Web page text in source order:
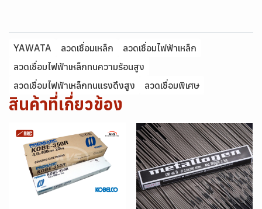
YAWATA ลวดเชื่อมเหล็ก
ลวดเชื่อมไฟฟ้าเหล็ก
ลวดเชื่อมไฟฟ้าเหล็กทนความร้อนสูง
ลวดเชื่อมไฟฟ้าเหล็กทนแรงดึงสูง
ลวดเชื่อมพิเศษ
สินค้าที่เกี่ยวข้อง